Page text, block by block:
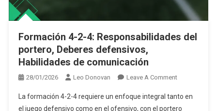
Formación 4-2-4: Responsabilidades del
portero, Deberes defensivos,
Habilidades de comunicación
28/01/2026 Leo Donovan Leave A CommentOn
4-
La formación 4-2-4 requiere un enfoque integral tanto en
el juego defensivo como en el ofensivo, con el portero